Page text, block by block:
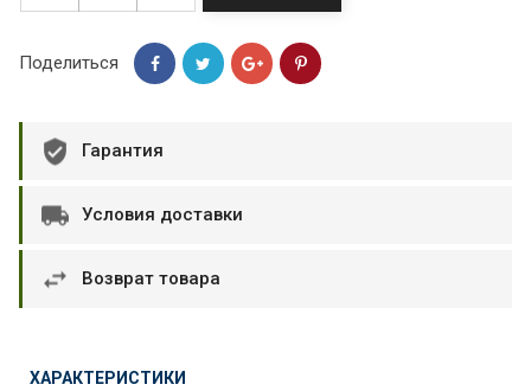
Поделиться
Гарантия
Условия доставки
Возврат товара
ХАРАКТЕРИСТИКИ